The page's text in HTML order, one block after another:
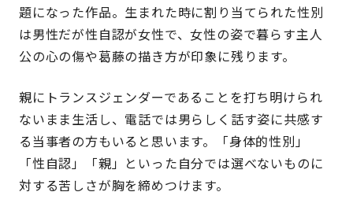
題になった作品。生まれた時に割り当てられた性別
は男性だが性自認が女性で、女性の姿で暮らす主人
公の心の傷や葛藤の描き方が印象に残ります。
親にトランスジェンダーであることを打ち明けられ
ないまま生活し、電話では男らしく話す姿に共感す
る当事者の方もいると思います。「身体的性別」
「性自認」「親」といった自分では選べないものに
対する苦しさが胸を締めつけます。